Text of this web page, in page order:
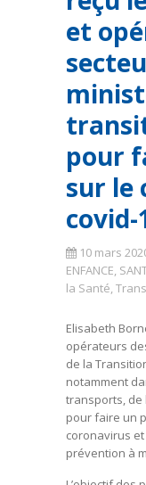
et
pour
sur le
covid-
10 mars
ENFANCE,
la Santé,
Elisabeth
opérateurs
de la
notamment
transports, de
pour faire un
coronavirus
prévention à